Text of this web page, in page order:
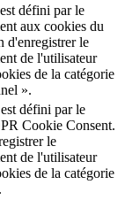
défini par le
aux cookies du
d'enregistrer le
de l'utilisateur
de la catégorie
».
défini par le
Cookie Consent.
le
de l'utilisateur
de la catégorie